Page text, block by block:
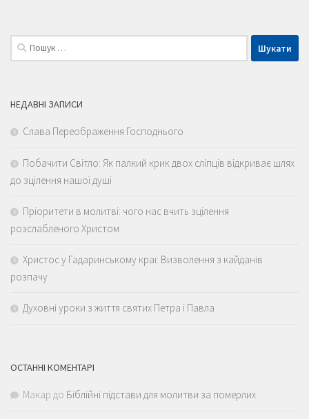
Пошук:
НЕДАВНІ ЗАПИСИ
Слава Переображення Господнього
Побачити Світло: Як палкий крик двох сліпців відкриває шлях
до зцілення нашої душі
Пріоритети в молитві: чого нас вчить зцілення
розслабленого Христом
Христос у Гадаринському краї: Визволення з кайданів
розпачу
Духовні уроки з життя святих Петра і Павла
ОСТАННІ КОМЕНТАРІ
Макар до Біблійні підстави для молитви за померлих